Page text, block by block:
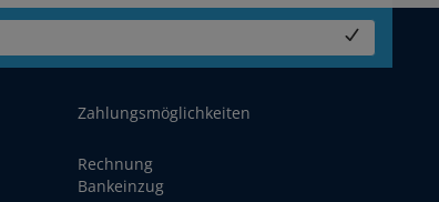
Zahlungsmöglichkeiten
Rechnung
Bankeinzug